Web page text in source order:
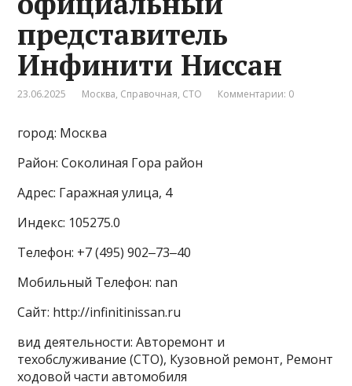
представитель
Инфинити Ниссан
23.06.2025 Москва, Справочная, СТО Комментарии: 0
город: Москва
Район: Соколиная Гора район
Адрес: Гаражная улица, 4
Индекс: 105275.0
Телефон: +7 (495) 902‒73‒40
Мобильный Телефон: nan
Сайт: http://infinitinissan.ru
вид деятельности: Авторемонт и
техобслуживание (СТО), Кузовной ремонт, Ремонт
ходовой части автомобиля